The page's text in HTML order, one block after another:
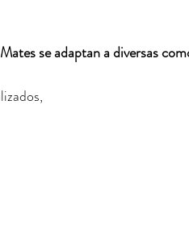
se adaptan a diversas